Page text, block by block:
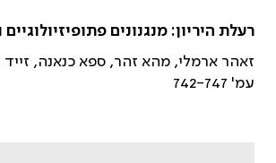
רעלת היריון: מנגנונים
זאהר ארמלי, מהא זהר, ספא כנאנה,
עמ' 742-747